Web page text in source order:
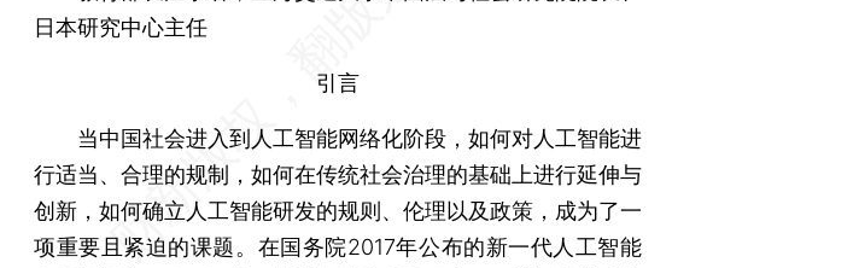
日本研究中心主任
引言
当中国社会进入到人工智能网络化阶段，如何对人工智能进
行适当、合理的规制，如何在传统社会治理的基础上进行延伸与
创新，如何确立人工智能研发的规则、伦理以及政策，成为了一
项重要且紧迫的课题。在国务院2017年公布的新一代人工智能